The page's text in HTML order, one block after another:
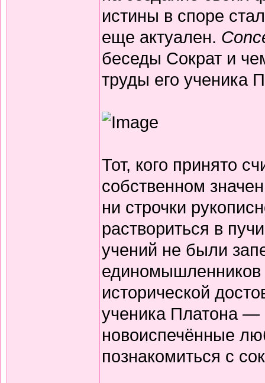
истины в споре
еще актуален.
беседы Сократ и
труды его ученика
Тот, кого принято
собственном
ни строчки
раствориться в
учений не были
исторической
ученика Платона
новоиспечённые
познакомиться с